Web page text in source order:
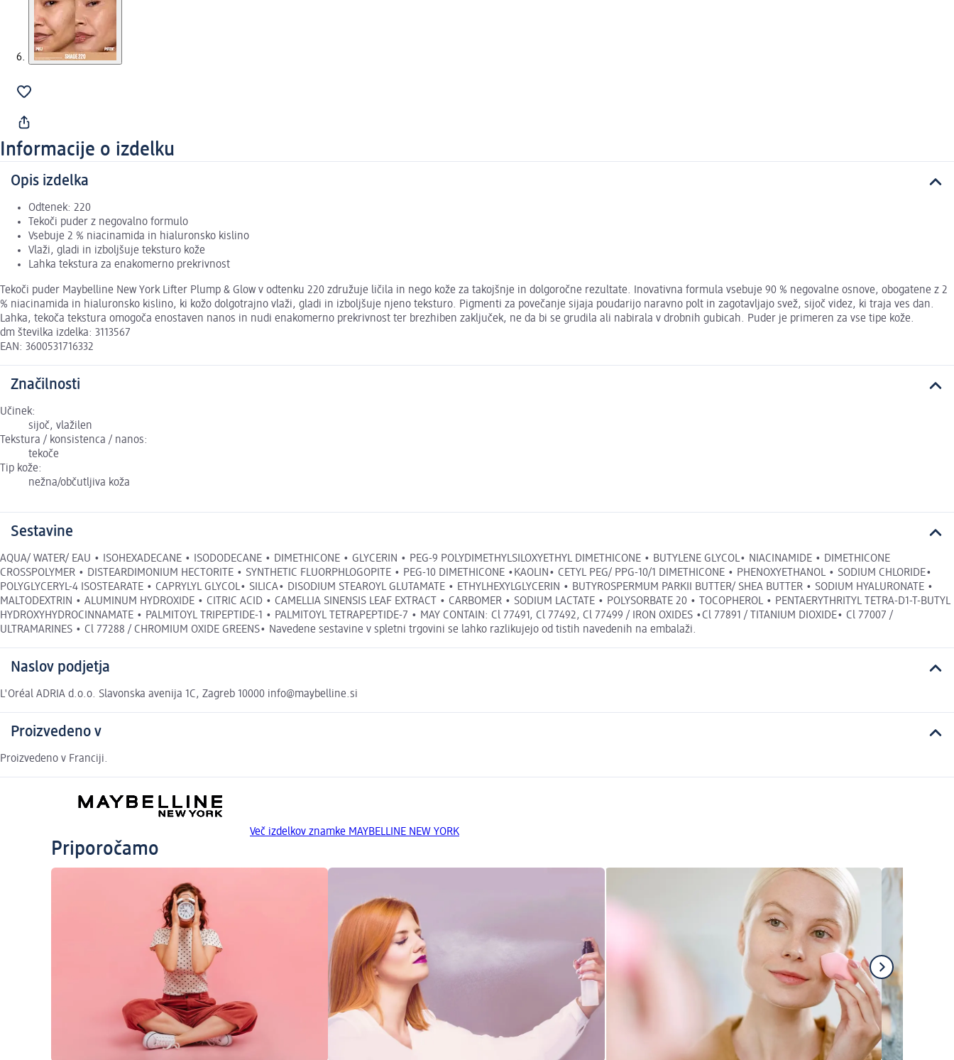
Informacije o izdelku
Opis izdelka
Odtenek: 220
Tekoči puder z negovalno formulo
Vsebuje 2 % niacinamida in hialuronsko kislino
Vlaži, gladi in izboljšuje teksturo kože
Lahka tekstura za enakomerno prekrivnost
Tekoči puder Maybelline New York Lifter Plump & Glow v odtenku 220 združuje ličila in nego kože za takojšnje in dolgoročne rezultate. Inovativna formula vsebuje 90 % negovalne osnove, obogatene z 2
% niacinamida in hialuronsko kislino, ki kožo dolgotrajno vlaži, gladi in izboljšuje njeno teksturo. Pigmenti za povečanje sijaja poudarijo naravno polt in zagotavljajo svež, sijoč videz, ki traja ves dan.
Lahka, tekoča tekstura omogoča enostaven nanos in nudi enakomerno prekrivnost ter brezhiben zaključek, ne da bi se grudila ali nabirala v drobnih gubicah. Puder je primeren za vse tipe kože.
dm številka izdelka: 3113567
EAN: 3600531716332
Značilnosti
Učinek:
sijoč, vlažilen
Tekstura / konsistenca / nanos:
tekoče
Tip kože:
nežna/občutljiva koža
Sestavine
AQUA/ WATER/ EAU • ISOHEXADECANE • ISODODECANE • DIMETHICONE • GLYCERIN • PEG-9 POLYDIMETHYLSILOXYETHYL DIMETHICONE • BUTYLENE GLYCOL• NIACINAMIDE • DIMETHICONE
CROSSPOLYMER • DISTEARDIMONIUM HECTORITE • SYNTHETIC FLUORPHLOGOPITE • PEG-10 DIMETHICONE •KAOLIN• CETYL PEG/ PPG-10/1 DIMETHICONE • PHENOXYETHANOL • SODIUM CHLORIDE•
POLYGLYCERYL-4 ISOSTEARATE • CAPRYLYL GLYCOL• SILICA• DISODIUM STEAROYL GLUTAMATE • ETHYLHEXYLGLYCERIN • BUTYROSPERMUM PARKII BUTTER/ SHEA BUTTER • SODIUM HYALURONATE •
MALTODEXTRIN • ALUMINUM HYDROXIDE • CITRIC ACID • CAMELLIA SINENSIS LEAF EXTRACT • CARBOMER • SODIUM LACTATE • POLYSORBATE 20 • TOCOPHEROL • PENTAERYTHRITYL TETRA-D1-T-BUTYL
HYDROXYHYDROCINNAMATE • PALMITOYL TRIPEPTIDE-1 • PALMITOYL TETRAPEPTIDE-7 • MAY CONTAIN: Cl 77491, Cl 77492, Cl 77499 / IRON OXIDES •Cl 77891 / TITANIUM DIOXIDE• Cl 77007 /
ULTRAMARINES • Cl 77288 / CHROMIUM OXIDE GREENS• Navedene sestavine v spletni trgovini se lahko razlikujejo od tistih navedenih na embalaži.
Naslov podjetja
L'Oréal ADRIA d.o.o. Slavonska avenija 1C, Zagreb 10000 info@maybelline.si
Proizvedeno v
Proizvedeno v Franciji.
Več izdelkov znamke MAYBELLINE NEW YORK
Priporočamo